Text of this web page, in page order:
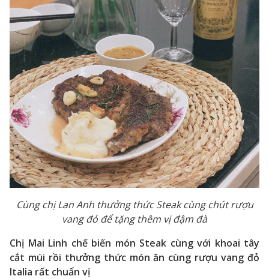
Cùng chị Lan Anh thưởng thức Steak cùng chút rượu
vang đỏ để tặng thêm vị đậm đà
Chị Mai Linh chế biến món Steak cùng với khoai tây
cắt múi rồi thưởng thức món ăn cùng rượu vang đỏ
Italia rất chuẩn vị